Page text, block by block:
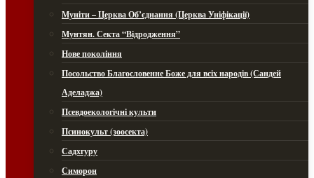
Муніти – Церква Об’єднання (Церква Уніфікації)
Мунтян. Секта “Відродження”
Нове покоління
Посольство Благословенне Боже для всіх народів (Сандей
Аделаджа)
Псевдоекологічні культи
Псинокульт (зоосекта)
Садхгуру
Симорон